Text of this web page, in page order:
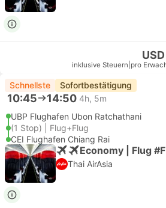
inklusive Steuern pro
Schnellste Sofortbestätigung
10:45 14:50 4h, 5m
UBP Flughafen Ubon Ratchathani
(1 Stop) | Flug+Flug
CEI Flughafen Chiang Rai
Economy | Flug
Thai AirAsia